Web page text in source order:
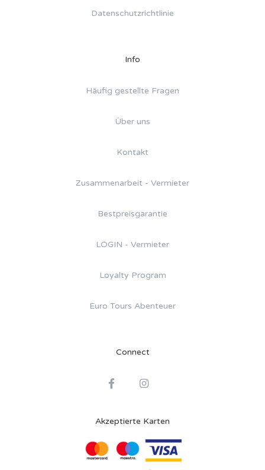
Datenschutzrichtlinie
Info
Häufig gestellte Fragen
Über uns
Kontakt
Zusammenarbeit - Vermieter
Bestpreisgarantie
LOGIN - Vermieter
Loyalty Program
Euro Tours Abenteuer
Connect
Akzeptierte Karten